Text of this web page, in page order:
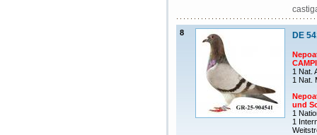
8 DE
1 Nat.
1 Nat.
und
1
1